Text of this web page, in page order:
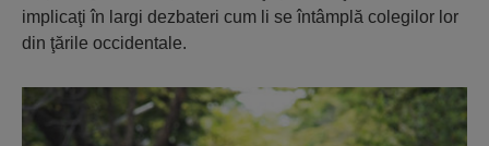
implicaţi în largi dezbateri cum li se întâmplă colegilor lor
din ţările occidentale.